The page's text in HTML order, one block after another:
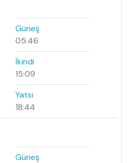
Güneş
05:46
İkindi
15:09
Yatsı
18:44
Güneş